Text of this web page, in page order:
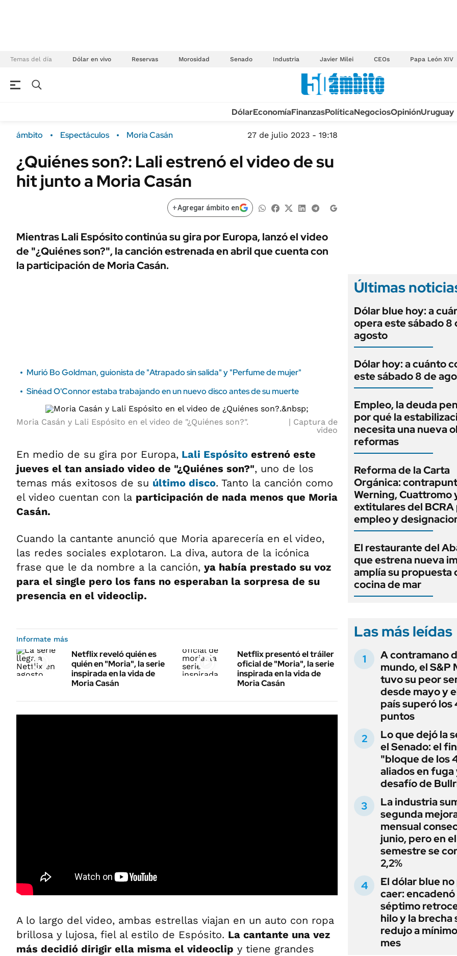
Temas del día Dólar en vivo Reservas Morosidad Senado Industria Javier Milei CEOs Papa León XIV
Campo
FINANZAS
ÁMBITO DEBATE
MEDIAKIT AMBITO DEBATE
Sustentabilidad
Seguros
POLÍTICA
URUGUAY
TECNOLOGÍA
MÉXICO
MUNDO
LIFESTYLE
AUTOS
DólarEconomíaFinanzasPolíticaNegociosOpiniónUruguay
ámbito Espectáculos Moria Casán 27 de julio 2023 - 19:18
¿Quiénes son?: Lali estrenó el video de su
hit junto a Moria Casán
+Agregar ámbito en
Mientras Lali Espósito continúa su gira por Europa, lanzó el video
de "¿Quiénes son?", la canción estrenada en abril que cuenta con
la participación de Moria Casán.
Murió Bo Goldman, guionista de "Atrapado sin salida" y "Perfume de mujer"
Sinéad O'Connor estaba trabajando en un nuevo disco antes de su muerte
Moria Casán y Lali Espósito en el video de "¿Quiénes son?".
Captura de
video
En medio de su gira por Europa, Lali Espósito estrenó este
jueves el tan ansiado video de "¿Quiénes son?", uno de los
temas más exitosos de su último disco. Tanto la canción como
el video cuentan con la participación de nada menos que Moria
Casán.
Cuando la cantante anunció que Moria aparecería en el video,
las redes sociales explotaron. La diva, autora de la icónica
frase que le da nombre a la canción, ya había prestado su voz
para el single pero los fans no esperaban la sorpresa de su
presencia en el videoclip.
Informate más
Netflix reveló quién es
quién en "Moria", la serie
inspirada en la vida de
Moria Casán
Netflix presentó el tráiler
oficial de "Moria", la serie
inspirada en la vida de
Moria Casán
A lo largo del video, ambas estrellas viajan en un auto con ropa
brillosa y lujosa, fiel al estilo de Espósito. La cantante una vez
más decidió dirigir ella misma el videoclip y tiene grandes
Últimas
Dólar blue hoy: a
opera este sábado 8
agosto
Dólar hoy: a cuánto
este sábado 8 de
Empleo, la deuda
por qué la
necesita una nueva
reformas
Reforma de la Carta
Orgánica:
Werning, Cuattromo
extitulares del BCRA
empleo y
El restaurante del
que estrena nueva
amplía su propuesta
cocina de mar
Las más leídas
A contramano
mundo, el S&P
tuvo su peor
desde mayo y
país superó los
puntos
Lo que dejó la
el Senado: el
"bloque de los
aliados en fuga
desafío de
La industria
segunda
mensual
junio, pero en
semestre se
2,2%
El dólar blue
caer: encadenó
séptimo
hilo y la brecha
redujo a
mes